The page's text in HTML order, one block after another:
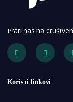
Prati nas na
Korisni linkovi